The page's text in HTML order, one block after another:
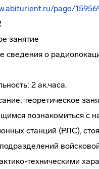
page/
занятие
сведения о
2 ак.часа.
теоретическое
познакомиться с
станций (РЛС),
техническими